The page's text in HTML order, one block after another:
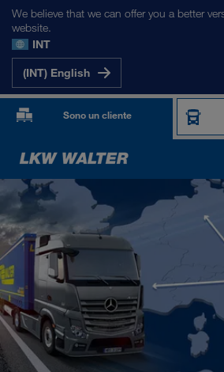
We believe that we can offer you a better
website.
INT
(INT) English
Sono un cliente
I NOSTRI MERCATI
Europa
Asia Centrale
Russia
Medio Oriente